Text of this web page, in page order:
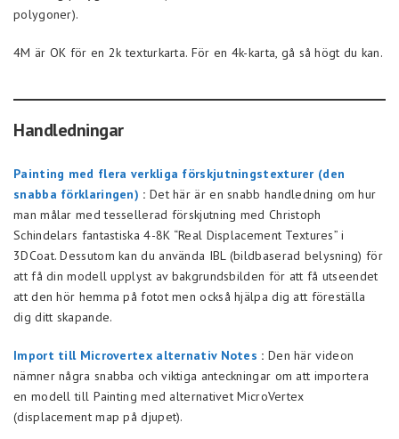
polygoner).
4M är OK för en 2k texturkarta. För en 4k-karta, gå så högt du kan.
Handledningar
Painting med flera verkliga förskjutningstexturer (den
snabba förklaringen) : Det här är en snabb handledning om hur
man målar med tessellerad förskjutning med Christoph
Schindelars fantastiska 4-8K “Real Displacement Textures” i
3DCoat. Dessutom kan du använda IBL (bildbaserad belysning) för
att få din modell upplyst av bakgrundsbilden för att få utseendet
att den hör hemma på fotot men också hjälpa dig att föreställa
dig ditt skapande.
Import till Microvertex alternativ Notes : Den här videon
nämner några snabba och viktiga anteckningar om att importera
en modell till Painting med alternativet MicroVertex
(displacement map på djupet).